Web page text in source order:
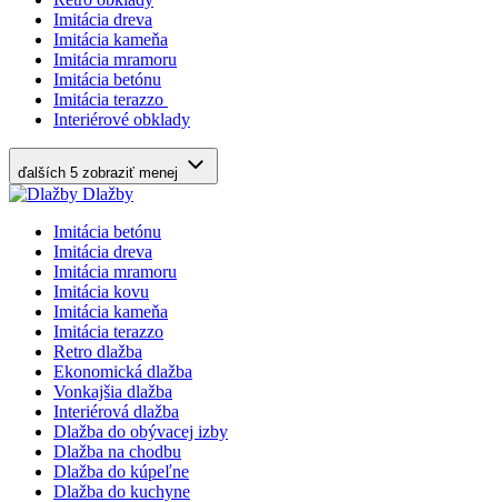
Imitácia dreva
Imitácia kameňa
Imitácia mramoru
Imitácia betónu
Imitácia terazzo
Interiérové obklady
ďalších 5 zobraziť menej
Dlažby
Imitácia betónu
Imitácia dreva
Imitácia mramoru
Imitácia kovu
Imitácia kameňa
Imitácia terazzo
Retro dlažba
Ekonomická dlažba
Vonkajšia dlažba
Interiérová dlažba
Dlažba do obývacej izby
Dlažba na chodbu
Dlažba do kúpeľne
Dlažba do kuchyne